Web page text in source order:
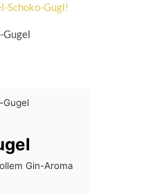
Schoko-Gugl!
Gin-Aroma